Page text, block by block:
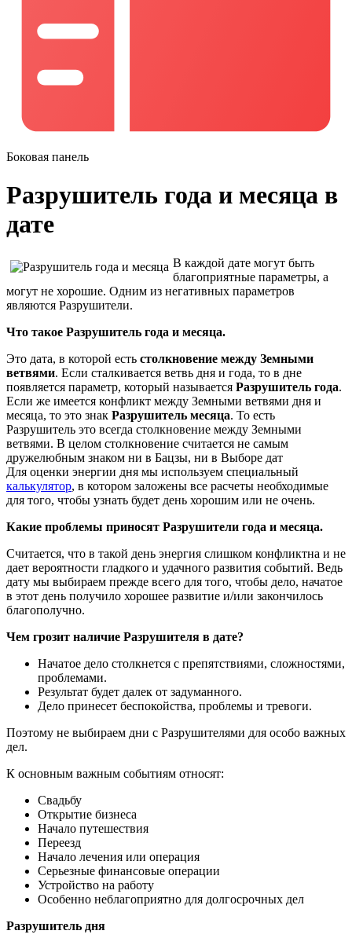
Боковая панель
Разрушитель года и месяца в
дате
В каждой дате могут быть
благоприятные параметры, а
могут не хорошие. Одним из негативных параметров
являются Разрушители.
Что такое Разрушитель года и месяца.
Это дата, в которой есть столкновение между Земными
ветвями. Если сталкивается ветвь дня и года, то в дне
появляется параметр, который называется Разрушитель года.
Если же имеется конфликт между Земными ветвями дня и
месяца, то это знак Разрушитель месяца. То есть
Разрушитель это всегда столкновение между Земными
ветвями. В целом столкновение считается не самым
дружелюбным знаком ни в Бацзы, ни в Выборе дат
Для оценки энергии дня мы используем специальный
калькулятор, в котором заложены все расчеты необходимые
для того, чтобы узнать будет день хорошим или не очень.
Какие проблемы приносят Разрушители года и месяца.
Считается, что в такой день энергия слишком конфликтна и не
дает вероятности гладкого и удачного развития событий. Ведь
дату мы выбираем прежде всего для того, чтобы дело, начатое
в этот день получило хорошее развитие и/или закончилось
благополучно.
Чем грозит наличие Разрушителя в дате?
Начатое дело столкнется с препятствиями, сложностями,
проблемами.
Результат будет далек от задуманного.
Дело принесет беспокойства, проблемы и тревоги.
Поэтому не выбираем дни с Разрушителями для особо важных
дел.
К основным важным событиям относят:
Свадьбу
Открытие бизнеса
Начало путешествия
Переезд
Начало лечения или операция
Серьезные финансовые операции
Устройство на работу
Особенно неблагоприятно для долгосрочных дел
Разрушитель дня